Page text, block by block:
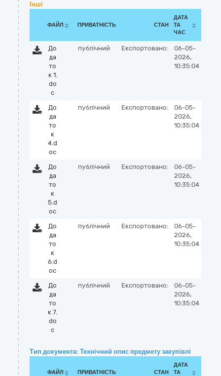
Інші
ФАЙЛ ПРИВАТНІСТЬ СТАН
ДАТА
ТА
ЧАС
До
да
то
к 1.
do
c
публічний Експортовано:
06-05-
2026,
10:35:04
До
да
то
к
4.d
oc
публічний Експортовано:
06-05-
2026,
10:35:04
До
да
то
к
5.d
oc
публічний Експортовано:
06-05-
2026,
10:35:04
До
да
то
к
6.d
oc
публічний Експортовано:
06-05-
2026,
10:35:04
До
да
то
к 7.
do
c
публічний Експортовано:
06-05-
2026,
10:35:04
Тип документа: Технічний опис предмету закупівлі
ФАЙЛ ПРИВАТНІСТЬ СТАН
ДАТА
ТА